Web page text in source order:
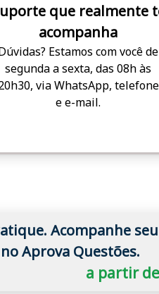
que realmente
acompanha
Estamos com você de
segunda a sexta, das 08h às
via WhatsApp, telefone
e e-mail.
Acompanhe
Aprova Questões.
a partir